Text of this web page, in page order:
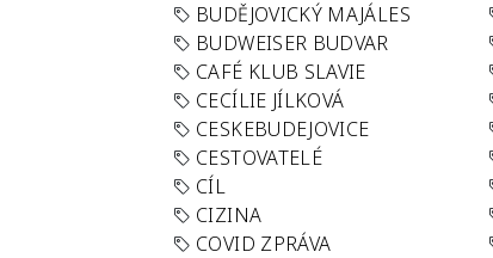
BUDĚJOVICKÝ MAJÁLES
BUDWEISER BUDVAR
CAFÉ KLUB SLAVIE
CECÍLIE JÍLKOVÁ
CESKEBUDEJOVICE
CESTOVATELÉ
CÍL
CIZINA
COVID ZPRÁVA